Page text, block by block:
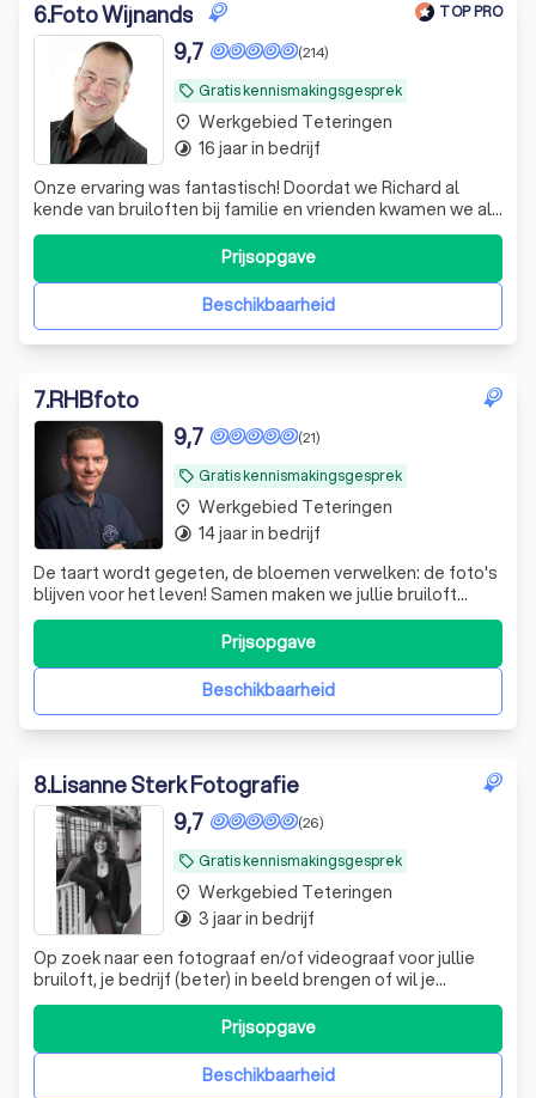
6.Foto Wijnands TOP PRO
local_offer Gratis kennismakingsgesprek
(214)
9,7
Onze ervaring was fantastisch! Doordat we Richard al
kende van bruiloften bij familie en vrienden kwamen we al
vrij snel bij hem uit. De ervaring en persoonlijke benadering
was van onmisbare waarde!
Beschikbaarheid
Prijsopgave
place Werkgebied Teteringen
timelapse 16 jaar in bedrijf
7.RHBfoto
local_offer Gratis kennismakingsgesprek
(21)
9,7
De taart wordt gegeten, de bloemen verwelken: de foto's
blijven voor het leven! Samen maken we jullie bruiloft
onvergetelijk en leggen we de mooiste herinneringen
Beschikbaarheid
Prijsopgave
place Werkgebied Teteringen
timelapse 14 jaar in bedrijf
8.Lisanne Sterk Fotografie
local_offer Gratis kennismakingsgesprek
(26)
9,7
Op zoek naar een fotograaf en/of videograaf voor jullie
bruiloft, je bedrijf (beter) in beeld brengen of wil je
feestelijke foto's van een evenement? Daar kan ik bij
Beschikbaarheid
Prijsopgave
place Werkgebied Teteringen
timelapse 3 jaar in bedrijf